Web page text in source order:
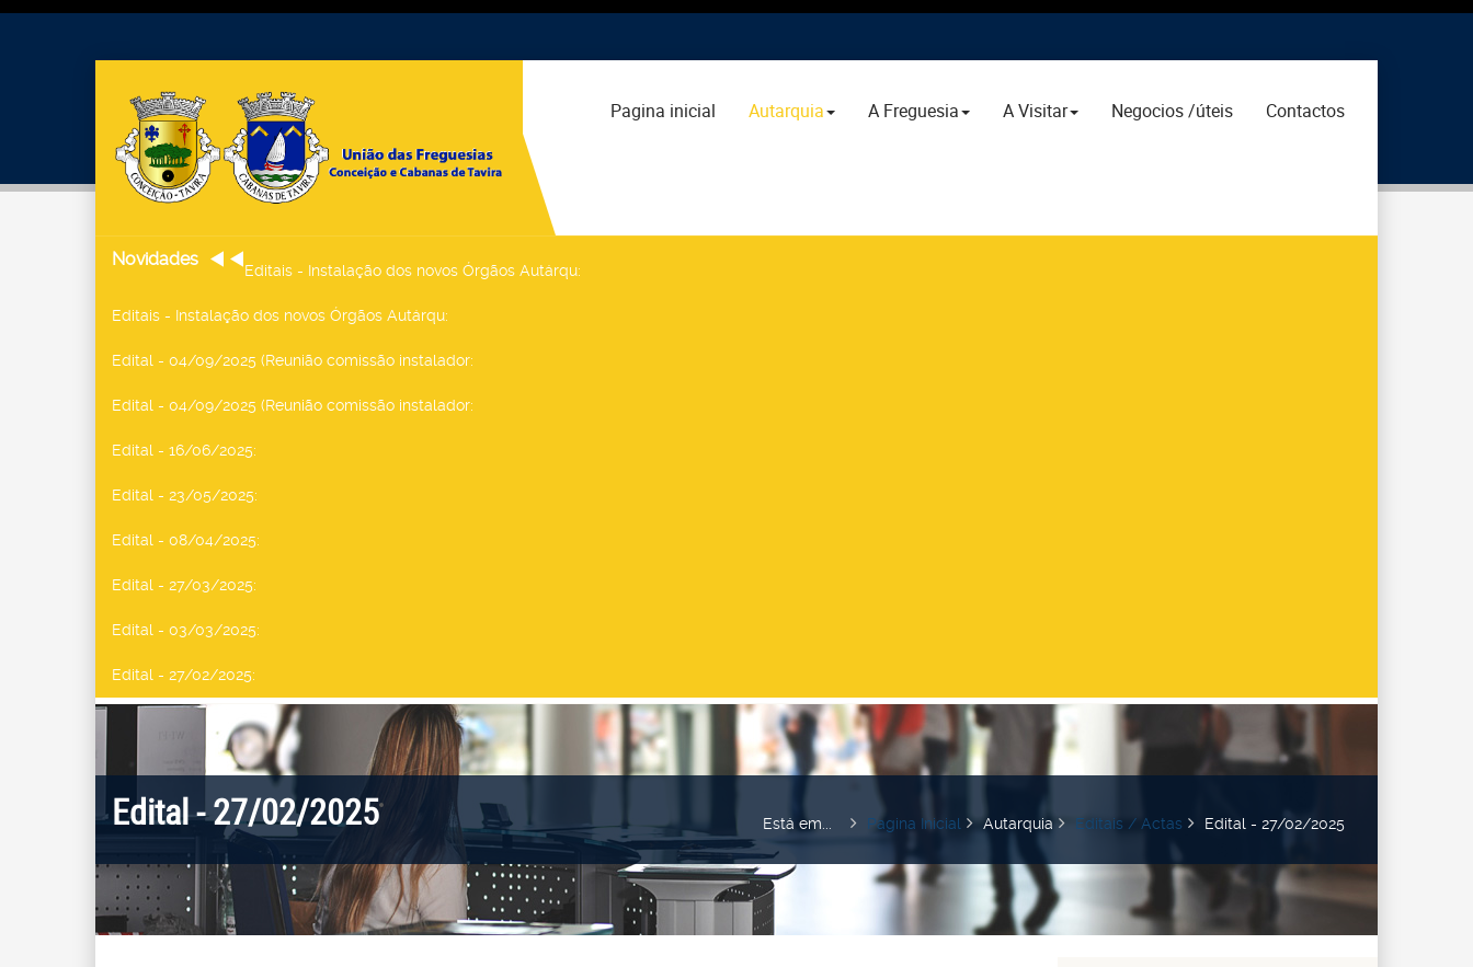
Pagina inicial Autarquia A Freguesia A Visitar Negocios /úteis Contactos
Novidades
Editais - Instalação dos novos Órgãos Autárqu:
Editais - Instalação dos novos Órgãos Autárqu:
Edital - 04/09/2025 (Reunião comissão instalador:
Edital - 04/09/2025 (Reunião comissão instalador:
Edital - 16/06/2025:
Edital - 23/05/2025:
Edital - 08/04/2025:
Edital - 27/03/2025:
Edital - 03/03/2025:
Edital - 27/02/2025:
Edital - 27/02/2025 Está em... Pagina Inicial Autarquia Editais / Actas Edital - 27/02/2025